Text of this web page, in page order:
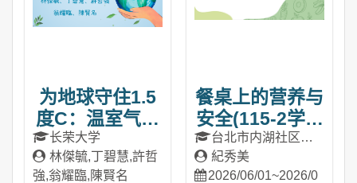
为地球守住1.5
度C：温室气体
与碳排中和
(2026夏季班)
长荣大学
林傑毓,丁碧慧,許哲
強,翁耀臨,陳賢名
餐桌上的营养与
安全(115-2学分
班)
台北市内湖社区大
学 紀秀美
2026/06/01~2026/0